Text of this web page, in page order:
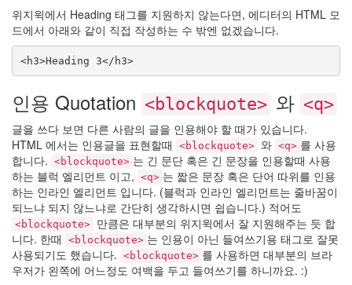
위지윅에서 Heading 태그를 지원하지 않는다면, 에디터의 HTML 모
드에서 아래와 같이 직접 작성하는 수 밖엔 없겠습니다.
<h3>Heading 3</h3>
인용 Quotation <blockquote> 와 <q>
글을 쓰다 보면 다른 사람의 글을 인용해야 할 때가 있습니다.
HTML 에서는 인용글을 표현할때
<blockquote> 와 <q> 를 사용
합니다. <blockquote> 는 긴 문단 혹은 긴 문장을 인용할때 사용
하는 블럭 엘리먼트 이고, <q> 는 짧은 문장 혹은 단어 따위를 인용
하는 인라인 엘리먼트 입니다. (블럭과 인라인 엘리먼트는 줄바꿈이
되느냐 되지 않느냐로 간단히 생각하시면 쉽습니다.) 적어도
<blockquote> 만큼은 대부분의 위지윅에서 잘 지원해주는 듯 합
니다. 한때
<blockquote> 는 인용이 아닌 들여쓰기용 태그로 잘못
사용되기도 했습니다. <blockquote> 를 사용하면 대부분의 브라
우저가 왼쪽에 어느정도 여백을 두고 들여쓰기를 하니까요. :)
축
구
술
Mariah
삽
질
Blogging
Cashback
정
구
워
스